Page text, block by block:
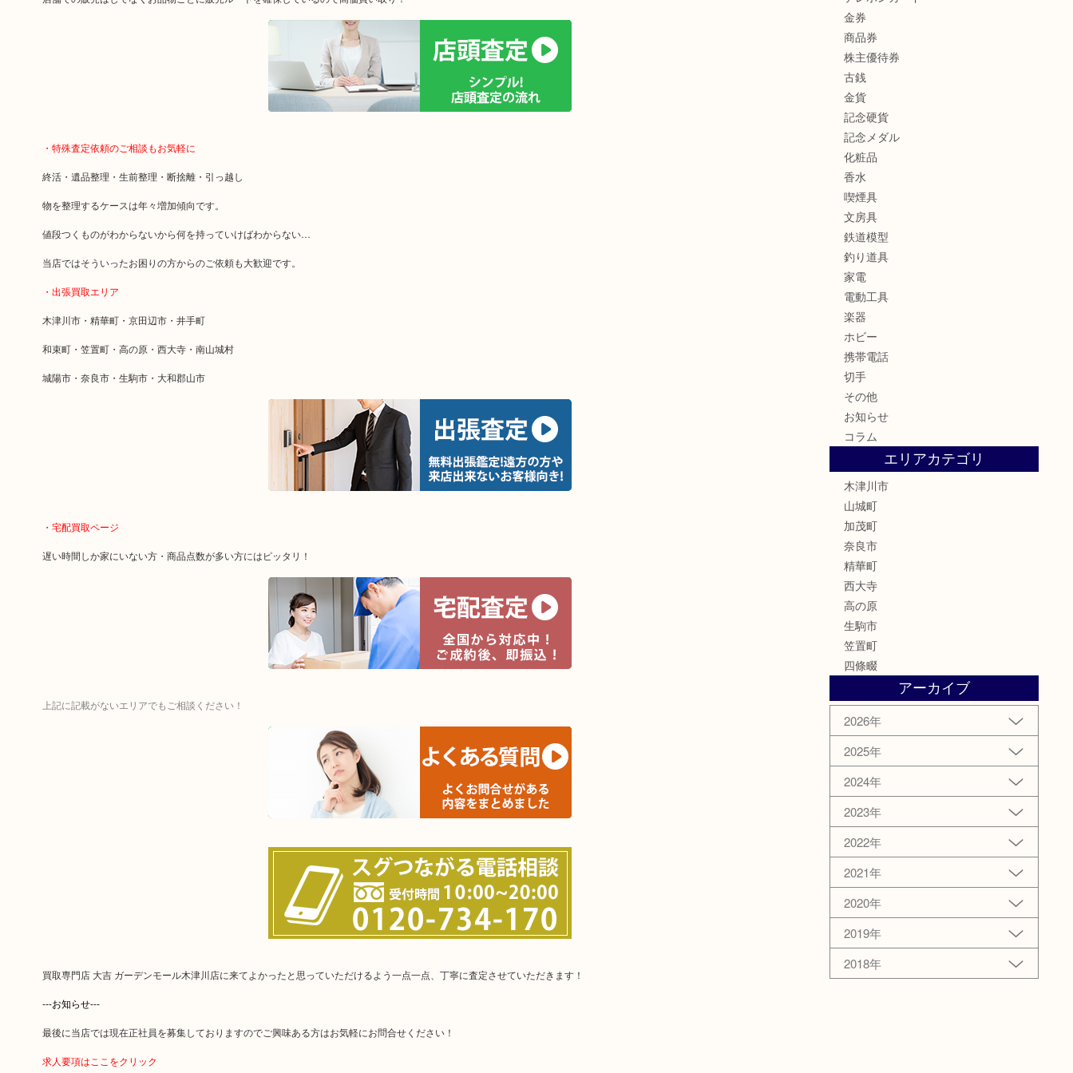
・特殊査定依頼のご相談もお気軽に
終活・遺品整理・生前整理・断捨離・引っ越し
物を整理するケースは年々増加傾向です。
値段つくものがわからないから何を持っていけばわからない…
当店ではそういったお困りの方からのご依頼も大歓迎です。
・出張買取エリア
木津川市・精華町・京田辺市・井手町
和束町・笠置町・高の原・西大寺・南山城村
城陽市・奈良市・生駒市・大和郡山市
・宅配買取ページ
遅い時間しか家にいない方・商品点数が多い方にはピッタリ！
上記に記載がないエリアでもご相談ください！
買取専門店 大吉 ガーデンモール木津川店に来てよかったと思っていただけるよう一点一点、丁寧に査定させていただきます！
---お知らせ---
最後に当店では現在正社員を募集しておりますのでご興味ある方はお気軽にお問合せください！
求人要項はここをクリック
金券
商品券
株主優待券
古銭
金貨
記念硬貨
記念メダル
化粧品
香水
喫煙具
文房具
鉄道模型
釣り道具
家電
電動工具
楽器
ホビー
携帯電話
切手
その他
お知らせ
コラム
エリアカテゴリ
木津川市
山城町
加茂町
奈良市
精華町
西大寺
高の原
生駒市
笠置町
四條畷
アーカイブ
2026年
2025年
2024年
2023年
2022年
2021年
2020年
2019年
2018年